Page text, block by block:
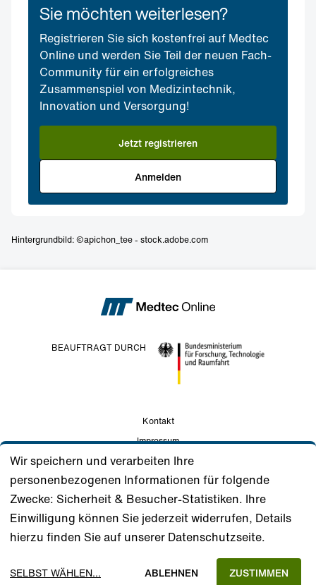
Sie möchten weiterlesen?
Registrieren Sie sich kostenfrei auf Medtec
Online und werden Sie Teil der neuen Fach-
Community für ein erfolgreiches
Zusammenspiel von Medizintechnik,
Innovation und Versorgung!
Jetzt registrieren
Anmelden
Hintergrundbild: ©apichon_tee - stock.adobe.com
BEAUFTRAGT DURCH
Kontakt
Impressum
Datenschutz
Nutzungsbedingungen
Gemeinschaftsstandards
Unterstützer
Cookie Consents verwalten
Cookie Consents zurücksetzen
Wir speichern und verarbeiten Ihre
personenbezogenen Informationen für folgende
Zwecke: Sicherheit & Besucher-Statistiken. Ihre
Einwilligung können Sie jederzeit widerrufen, Details
hierzu finden Sie auf unserer Datenschutzseite.
SELBST WÄHLEN... ABLEHNEN ZUSTIMMEN